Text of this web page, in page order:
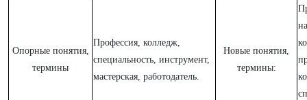
Опорные понятия,
термины
Профессия, колледж,
специальность, инструмент,
мастерская, работодатель.
Новые понятия,
термины: